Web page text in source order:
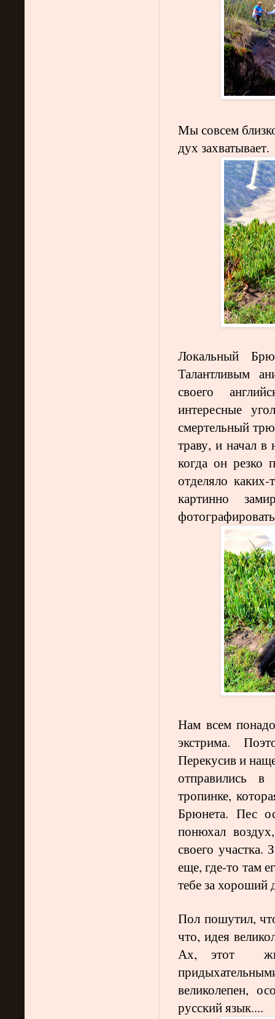
Мы совсем
дух захватывает.
Локальный
Талантливым
своего
интересные
смертельный
траву, и начал в
когда он резко
отделяло
картинно
Нам всем
экстрима.
Перекусив и
отправились
тропинке,
Брюнета. Пес
понюхал
своего участка.
еще, где-то там
тебе за хороший
Пол пошутил,
что, идея
Ах, этот
великолепен,
русский язык....